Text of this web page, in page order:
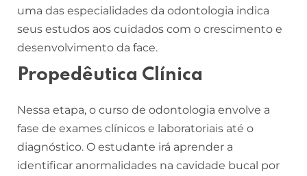
uma das especialidades da odontologia indica
seus estudos aos cuidados com o crescimento e
desenvolvimento da face.
Propedêutica Clínica
Nessa etapa, o curso de odontologia envolve a
fase de exames clínicos e laboratoriais até o
diagnóstico. O estudante irá aprender a
identificar anormalidades na cavidade bucal por